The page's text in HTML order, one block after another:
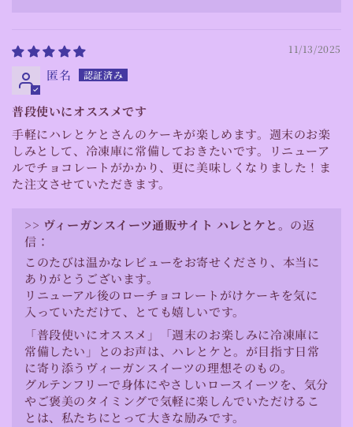
11/13/2025
匿名
普段使いにオススメです
手軽にハレとケとさんのケーキが楽しめます。週末のお楽
しみとして、冷凍庫に常備しておきたいです。リニューア
ルでチョコレートがかかり、更に美味しくなりました！ま
た注文させていただきます。
>> ヴィーガンスイーツ通販サイト ハレとケと。 の返
信：
このたびは温かなレビューをお寄せくださり、本当に
ありがとうございます。
リニューアル後のローチョコレートがけケーキを気に
入っていただけて、とても嬉しいです。
「普段使いにオススメ」「週末のお楽しみに冷凍庫に
常備したい」とのお声は、ハレとケと。が目指す日常
に寄り添うヴィーガンスイーツの理想そのもの。
グルテンフリーで身体にやさしいロースイーツを、気分
やご褒美のタイミングで気軽に楽しんでいただけるこ
とは、私たちにとって大きな励みです。